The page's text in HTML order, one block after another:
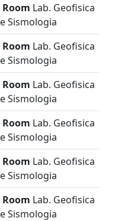
Room Lab. Geofisica
e Sismologia
Room Lab. Geofisica
e Sismologia
Room Lab. Geofisica
e Sismologia
Room Lab. Geofisica
e Sismologia
Room Lab. Geofisica
e Sismologia
Room Lab. Geofisica
e Sismologia